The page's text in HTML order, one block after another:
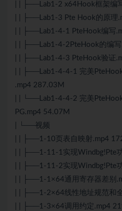
| | ├──Lab1-2 x64Hook框架编
| | ├──Lab1-3 Pte Hook的原理
| | ├──Lab1-4-1 PteHook编写
| | ├──Lab1-4-2PteHook的编
| | ├──Lab1-4-3 PteHook验证
| | ├──Lab1-4-4-1 完美
.mp4 287.03M
| | └──Lab1-4-4-2 完美
PG.mp4 54.07M
| └──视频
| | ├──1-10页表自映射.mp4
| | ├──1-11-1实现Windbg!Pte
| | ├──1-11-2实现Windbg!Pte
| | ├──1-1×64通用寄存器差别
| | ├──1-2×64线性地址规范和
| | ├──1-3×64调用约定.mp4